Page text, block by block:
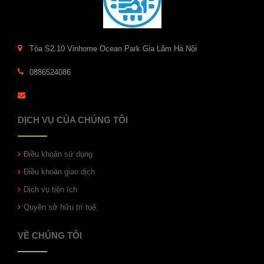
Tòa S2.10 Vinhome Ocean Park Gia Lâm Hà Nội
0886524086
DỊCH VỤ CỦA CHÚNG TÔI
Điều khoản sử dụng
Điều khoản giao dịch
Dịch vụ tiện ích
Quyền sở hữu trí tuệ
VỀ CHÚNG TÔI